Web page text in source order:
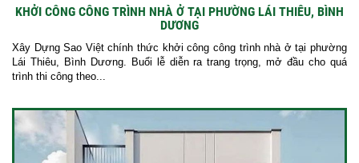
KHỞI CÔNG CÔNG TRÌNH NHÀ Ở TẠI PHƯỜNG LÁI THIÊU, BÌNH
DƯƠNG
Xây Dựng Sao Việt chính thức khởi công công trình nhà ở tại phường
Lái Thiêu, Bình Dương. Buổi lễ diễn ra trang trọng, mở đầu cho quá
trình thi công theo...